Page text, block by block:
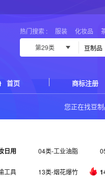
热门搜索 : 服装 化妆品
第29类
首页 商标注册
您正在找豆
日用 04类-工业油脂
工具 13类-烟花爆竹